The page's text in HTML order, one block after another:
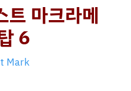
트 마크라메
6
Mark